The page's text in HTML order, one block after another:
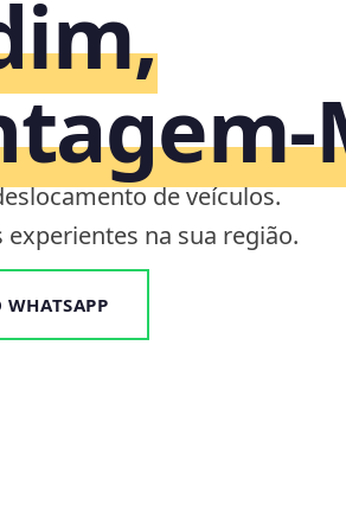
de veículos.
experientes na sua região.
WHATSAPP